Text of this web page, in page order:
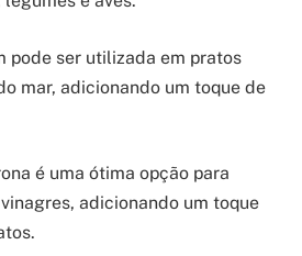
pode ser utilizada em pratos
mar, adicionando um toque de
é uma ótima opção para
adicionando um toque